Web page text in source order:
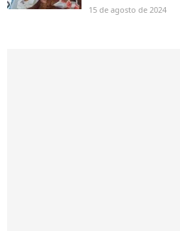
15 de agosto de 2024